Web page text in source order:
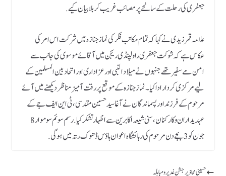
جعفری کی رحلت کے سانحے پر مصائب غریب کربلا بیان کیے.
علامہ قمر زیدی نے کہا کہ تمام مکاتب فکر کی نماز جنازہ میں شرکت اس امر کی
عکاس ہے کہ شوکت جعفری راولپنڈی ریجن میں آقائے موسوی کی جانب سے
امن مے سفیر تھے جنہوں نے میلاد النبی اور عزاداری اور اتحاد بین المسلمین کے
لیے مرکزی کردار ادا کیا۔ نماز جنازہ کے موقع پر رقت آمیز مناظر دیکھنے میں آئے
مرحوم کے فرزند اور پسماندگان نے آغا سید حسین مقدسی، ٹی این ایف جے کے
عہدیداران و کارکنان، سنی شیعہ اکابرین سے اظہار تشکر کیا. رسم سوئم سوموار 8
جون کو 3 بجے دن مرحوم کی رہائشگاہ اعوان ہاؤس ڈھوک رتہ میں ہوگی.
حسینی محاذ پر جشن غدیر و مباہلہ